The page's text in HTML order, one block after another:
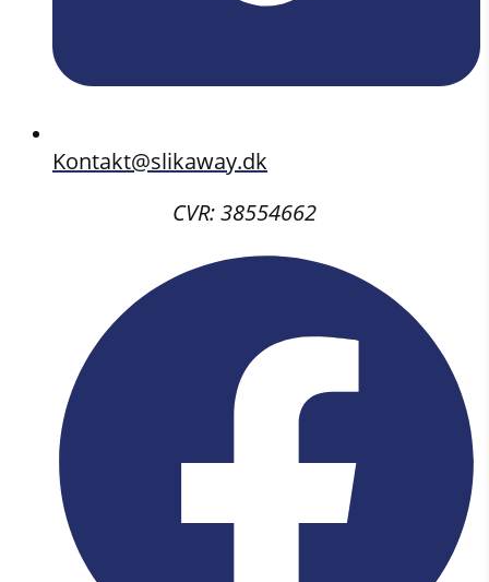
Kontakt@slikaway.dk
CVR: 38554662